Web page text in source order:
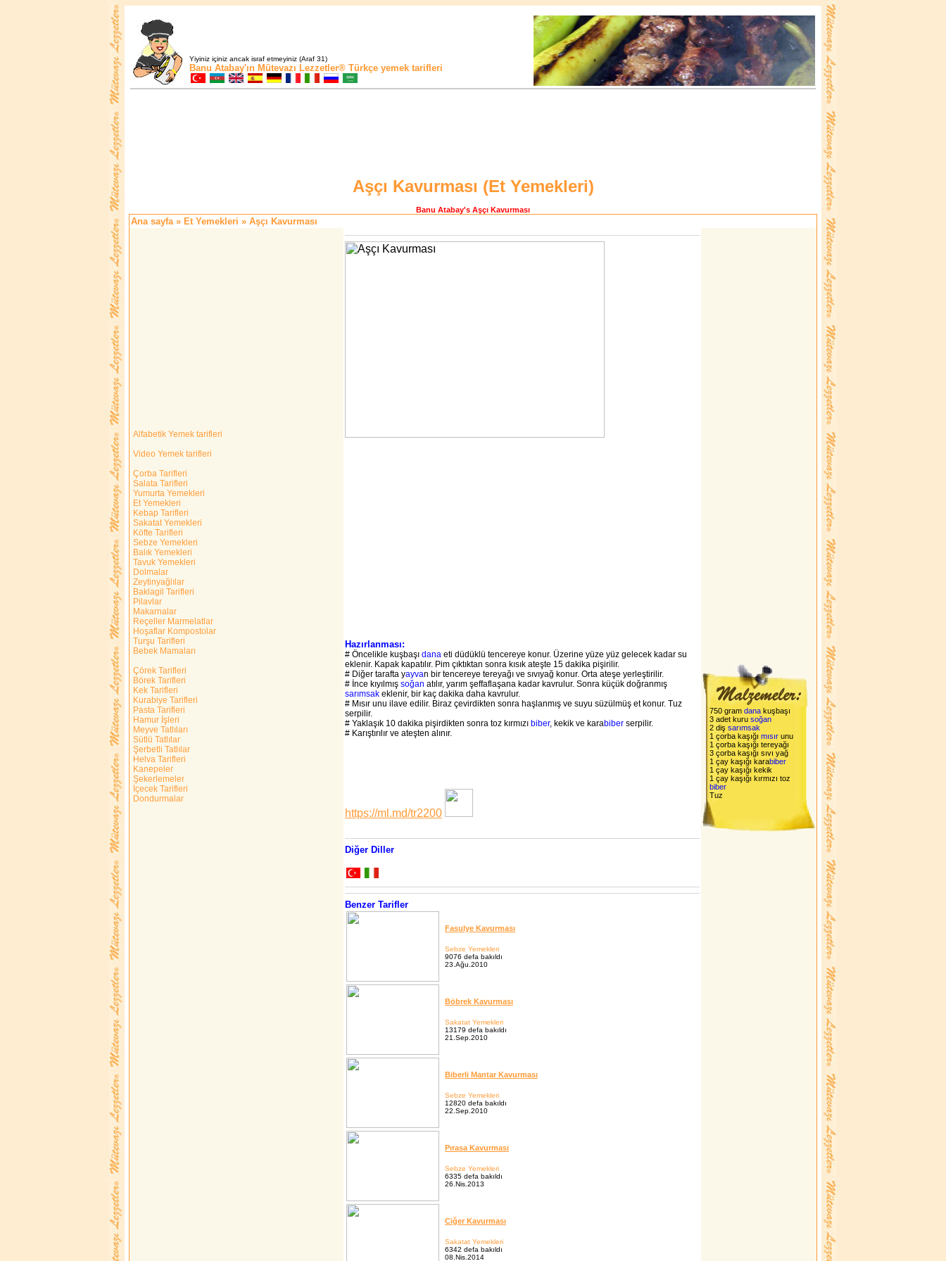
Yiyiniz içiniz ancak israf etmeyiniz (Araf 31)
Banu Atabay'ın Mütevazı Lezzetler® Türkçe yemek tarifleri
Aşçı Kavurması (Et Yemekleri)
Banu Atabay's Aşçı Kavurması
Ana sayfa» Et Yemekleri » Aşçı Kavurması
Alfabetik Yemek tarifleri
Video Yemek tarifleri
Çorba Tarifleri
Salata Tarifleri
Yumurta Yemekleri
Et Yemekleri
Kebap Tarifleri
Sakatat Yemekleri
Köfte Tarifleri
Sebze Yemekleri
Balık Yemekleri
Tavuk Yemekleri
Dolmalar
Zeytinyağlılar
Baklagil Tarifleri
Pilavlar
Makarnalar
Reçeller Marmelatlar
Hoşaflar Kompostolar
Turşu Tarifleri
Bebek Mamaları
Çörek Tarifleri
Börek Tarifleri
Kek Tarifleri
Kurabiye Tarifleri
Pasta Tarifleri
Hamur İşleri
Meyve Tatlıları
Sütlü Tatlılar
Şerbetli Tatlılar
Helva Tarifleri
Kanepeler
Şekerlemeler
İçecek Tarifleri
Dondurmalar
Hazırlanması:
# Öncelikle kuşbaşı dana eti düdüklü tencereye konur. Üzerine yüze yüz gelecek kadar su
eklenir. Kapak kapatılır. Pim çıktıktan sonra kısık ateşte 15 dakika pişirilir.
# Diğer tarafta yayvan bir tencereye tereyağı ve sıvıyağ konur. Orta ateşe yerleştirilir.
# İnce kıyılmış soğan atılır, yarım şeffaflaşana kadar kavrulur. Sonra küçük doğranmış
sarımsak eklenir, bir kaç dakika daha kavrulur.
# Mısır unu ilave edilir. Biraz çevirdikten sonra haşlanmış ve suyu süzülmüş et konur. Tuz
serpilir.
# Yaklaşık 10 dakika pişirdikten sonra toz kırmızı biber, kekik ve karabiber serpilir.
# Karıştırılır ve ateşten alınır.
https://ml.md/tr2200
Diğer Diller
Benzer Tarifler
Fasulye Kavurması
Sebze Yemekleri
9076 defa bakıldı
23.Ağu.2010
Böbrek Kavurması
Sakatat Yemekleri
13179 defa bakıldı
21.Sep.2010
Biberli Mantar Kavurması
Sebze Yemekleri
12820 defa bakıldı
22.Sep.2010
Pırasa Kavurması
Sebze Yemekleri
6335 defa bakıldı
26.Nis.2013
Ciğer Kavurması
Sakatat Yemekleri
6342 defa bakıldı
08.Nis.2014
750 gram dana kuşbaşı
3 adet kuru soğan
2 diş sarımsak
1 çorba kaşığı mısır unu
1 çorba kaşığı tereyağı
3 çorba kaşığı sıvı yağ
1 çay kaşığı karabiber
1 çay kaşığı kekik
1 çay kaşığı kırmızı toz
biber
Tuz